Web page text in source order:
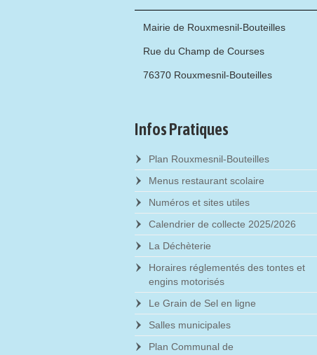
Mairie de Rouxmesnil-Bouteilles
Rue du Champ de Courses
76370 Rouxmesnil-Bouteilles
Infos Pratiques
Plan Rouxmesnil-Bouteilles
Menus restaurant scolaire
Numéros et sites utiles
Calendrier de collecte 2025/2026
La Déchèterie
Horaires réglementés des tontes et
engins motorisés
Le Grain de Sel en ligne
Salles municipales
Plan Communal de